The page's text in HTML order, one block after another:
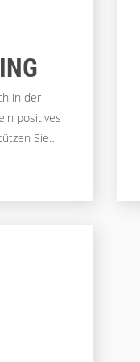
in der
positives
Sie